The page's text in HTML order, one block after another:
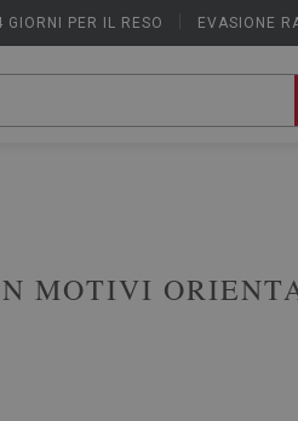
GIORNI PER IL RESO EVASIONE
MOTIVI